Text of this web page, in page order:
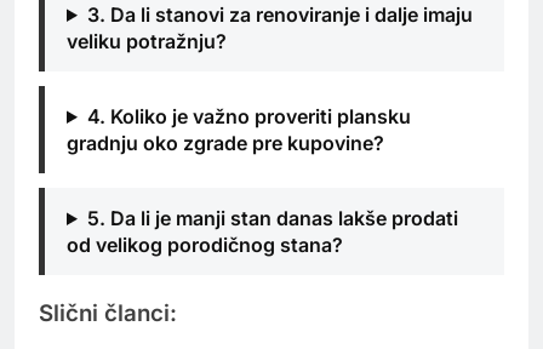
3. Da li stanovi za renoviranje i dalje imaju
veliku potražnju?
4. Koliko je važno proveriti plansku
gradnju oko zgrade pre kupovine?
5. Da li je manji stan danas lakše prodati
od velikog porodičnog stana?
Slični članci: